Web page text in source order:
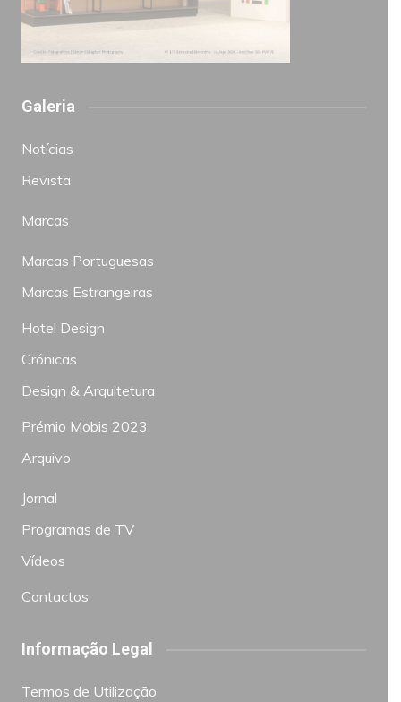
Galeria
Notícias
Revista
Marcas
Marcas Portuguesas
Marcas Estrangeiras
Hotel Design
Crónicas
Design & Arquitetura
Prémio Mobis 2023
Arquivo
Jornal
Programas de TV
Vídeos
Contactos
Informação Legal
Termos de Utilização